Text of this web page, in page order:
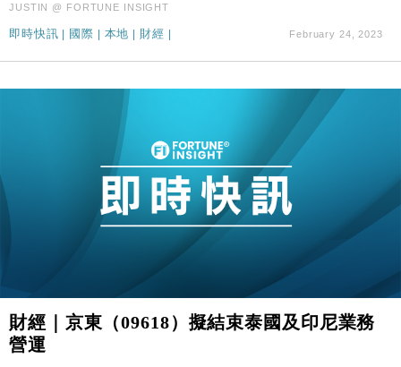
JUSTIN @ FORTUNE INSIGHT
即時快訊 | 國際 | 本地 | 財經 | February 24, 2023
財經｜京東（09618）擬結束泰國及印尼業務
營運